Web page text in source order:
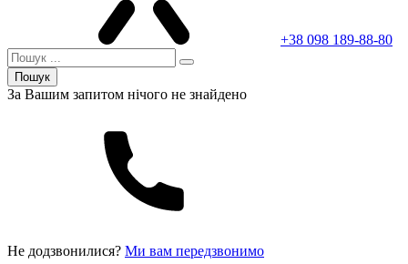
+38 098 189-88-80
Пошук
За Вашим запитом нічого не знайдено
Не додзвонилися? Ми вам передзвонимо